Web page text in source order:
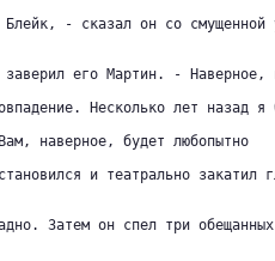
- сказал он со смущенной
его Мартин. - Наверное,
Несколько лет назад я
наверное, будет любопытно
и театрально закатил
Затем он спел три